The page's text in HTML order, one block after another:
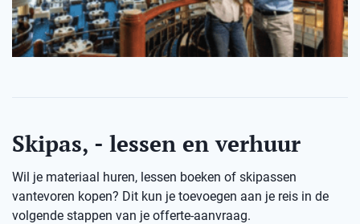
Skipas, - lessen en verhuur
Wil je materiaal huren, lessen boeken of skipassen
vantevoren kopen? Dit kun je toevoegen aan je reis in de
volgende stappen van je offerte-aanvraag.